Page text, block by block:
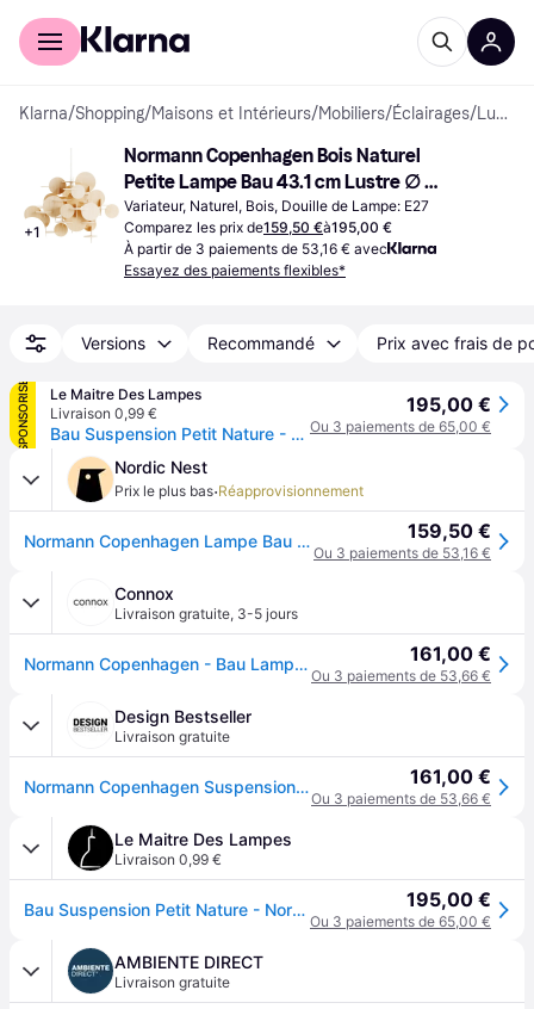
Acheter avec Klarna
Klarna/Shopping/Maisons et Intérieurs/Mobiliers/Éclairages/ Lustres
+1
Normann Copenhagen Bois Naturel
Petite Lampe Bau 43.1 cm Lustre ∅
57.5cm
Variateur, Naturel, Bois, Douille de Lampe: E27
Comparez les prix de159,50 €à195,00 €
À partir de 3 paiements de 53,16 € avec
Essayez des paiements flexibles*
Versions Recommandé Prix avec frais de
SPONSORISÉ
Le Maitre Des Lampes
Livraison 0,99 €
Bau Suspension Petit Nature - Normann Copenhagen - Salon / séjour - Bois
195,00 €
Ou 3 paiements de 65,00 €
Nordic Nest
Prix le plus bas·Réapprovisionnement
Normann Copenhagen Lampe Bau neutre petit 43,1 cm 159,50 €
Ou 3 paiements de 53,16 €
Connox
Livraison gratuite, 3-5 jours
Normann Copenhagen - Bau Lampe à suspendre, nature, petite - Bois naturel 161,00 €
Ou 3 paiements de 53,66 €
Design Bestseller
Livraison gratuite
Normann Copenhagen Suspension Bau - S - nature - marron 161,00 €
Ou 3 paiements de 53,66 €
Le Maitre Des Lampes
Livraison 0,99 €
Bau Suspension Petit Nature - Normann Copenhagen - Salon / séjour - Bois 195,00 €
Ou 3 paiements de 65,00 €
AMBIENTE DIRECT
Livraison gratuite